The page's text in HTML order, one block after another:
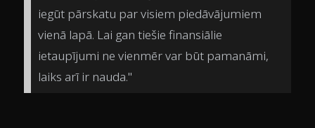
iegūt pārskatu par visiem piedāvājumiem
vienā lapā. Lai gan tiešie finansiālie
ietaupījumi ne vienmēr var būt pamanāmi,
laiks arī ir nauda."